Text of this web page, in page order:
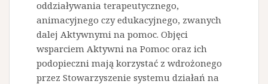
oddziaływania terapeutycznego,
animacyjnego czy edukacyjnego, zwanych
dalej Aktywnymi na pomoc. Objęci
wsparciem Aktywni na Pomoc oraz ich
podopieczni mają korzystać z wdrożonego
przez Stowarzyszenie systemu działań na